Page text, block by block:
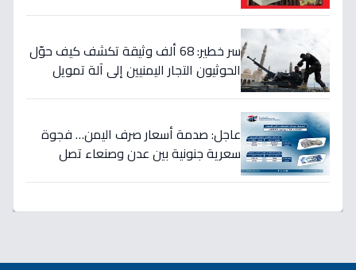
سر خطير: 68 ألف وثيقة تكشف كيف حوّل
الحوثيون التجار اليمنيين إلى آلة تمويل
عاجل: صدمة أسعار صرف اليمن… فجوة
سعرية جنونية بين عدن وصنعاء تصل